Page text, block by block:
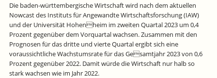
NACHFOLGE
VON
PROF.
WILHELM
KOHLER
AN
Die baden-württembergische Wirtschaft wird nach dem aktuellen
Nowcast des Instituts für Angewandte Wirtschaftsforschung (IAW)
und der Universität Hohenheim im zweiten Quartal 2023 um 0,4
Prozent gegenüber dem Vorquartal wachsen. Zusammen mit den
Prognosen für das dritte und vierte Quartal ergibt sich eine
voraussichtliche Wachstumsrate für das Gesamtjahr 2023 von 0,6
Prozent gegenüber 2022. Damit würde die Wirtschaft nur halb so
stark wachsen wie im Jahr 2022.